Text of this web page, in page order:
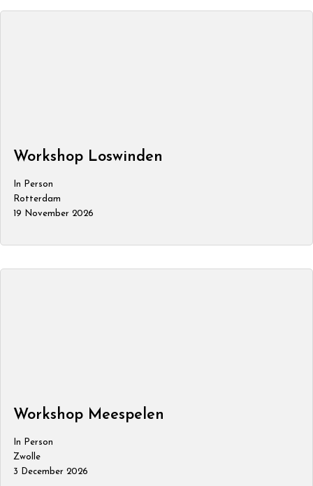
Workshop Loswinden
In Person
Rotterdam
19 November 2026
Workshop Meespelen
In Person
Zwolle
3 December 2026